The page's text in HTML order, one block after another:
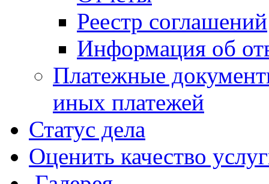
Реестр соглашений
Информация об
Платежные
иных платежей
Статус дела
Оценить качество